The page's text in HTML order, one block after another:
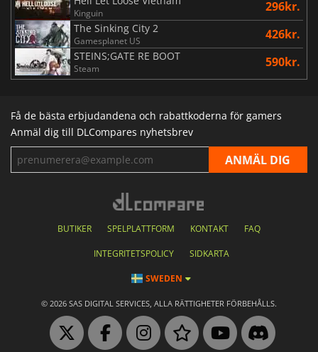
Kinguin 296kr.
The Sinking City 2
Gamesplanet US 426kr.
STEINS;GATE RE BOOT
Steam 590kr.
Få de bästa erbjudandena och rabattkoderna för gamers
Anmäl dig till DLCompares nyhetsbrev
BUTIKER SPELPLATTFORM KONTAKT FAQ
INTEGRITETSPOLICY SIDKARTA
SWEDEN
© 2026 SAS DIGITAL SERVICES, ALLA RÄTTIGHETER FÖRBEHÅLLS.